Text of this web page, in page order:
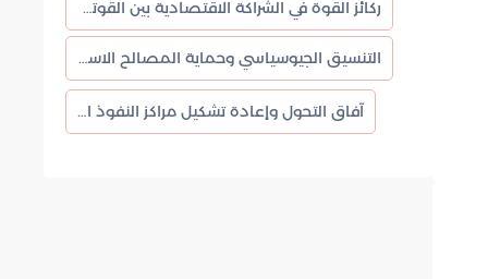
ركائز القوة في الشراكة الاقتصادية بين القوتين
التنسيق الجيوسياسي وحماية المصالح الاستراتيجية
آفاق التحول وإعادة تشكيل مراكز النفوذ العالمي